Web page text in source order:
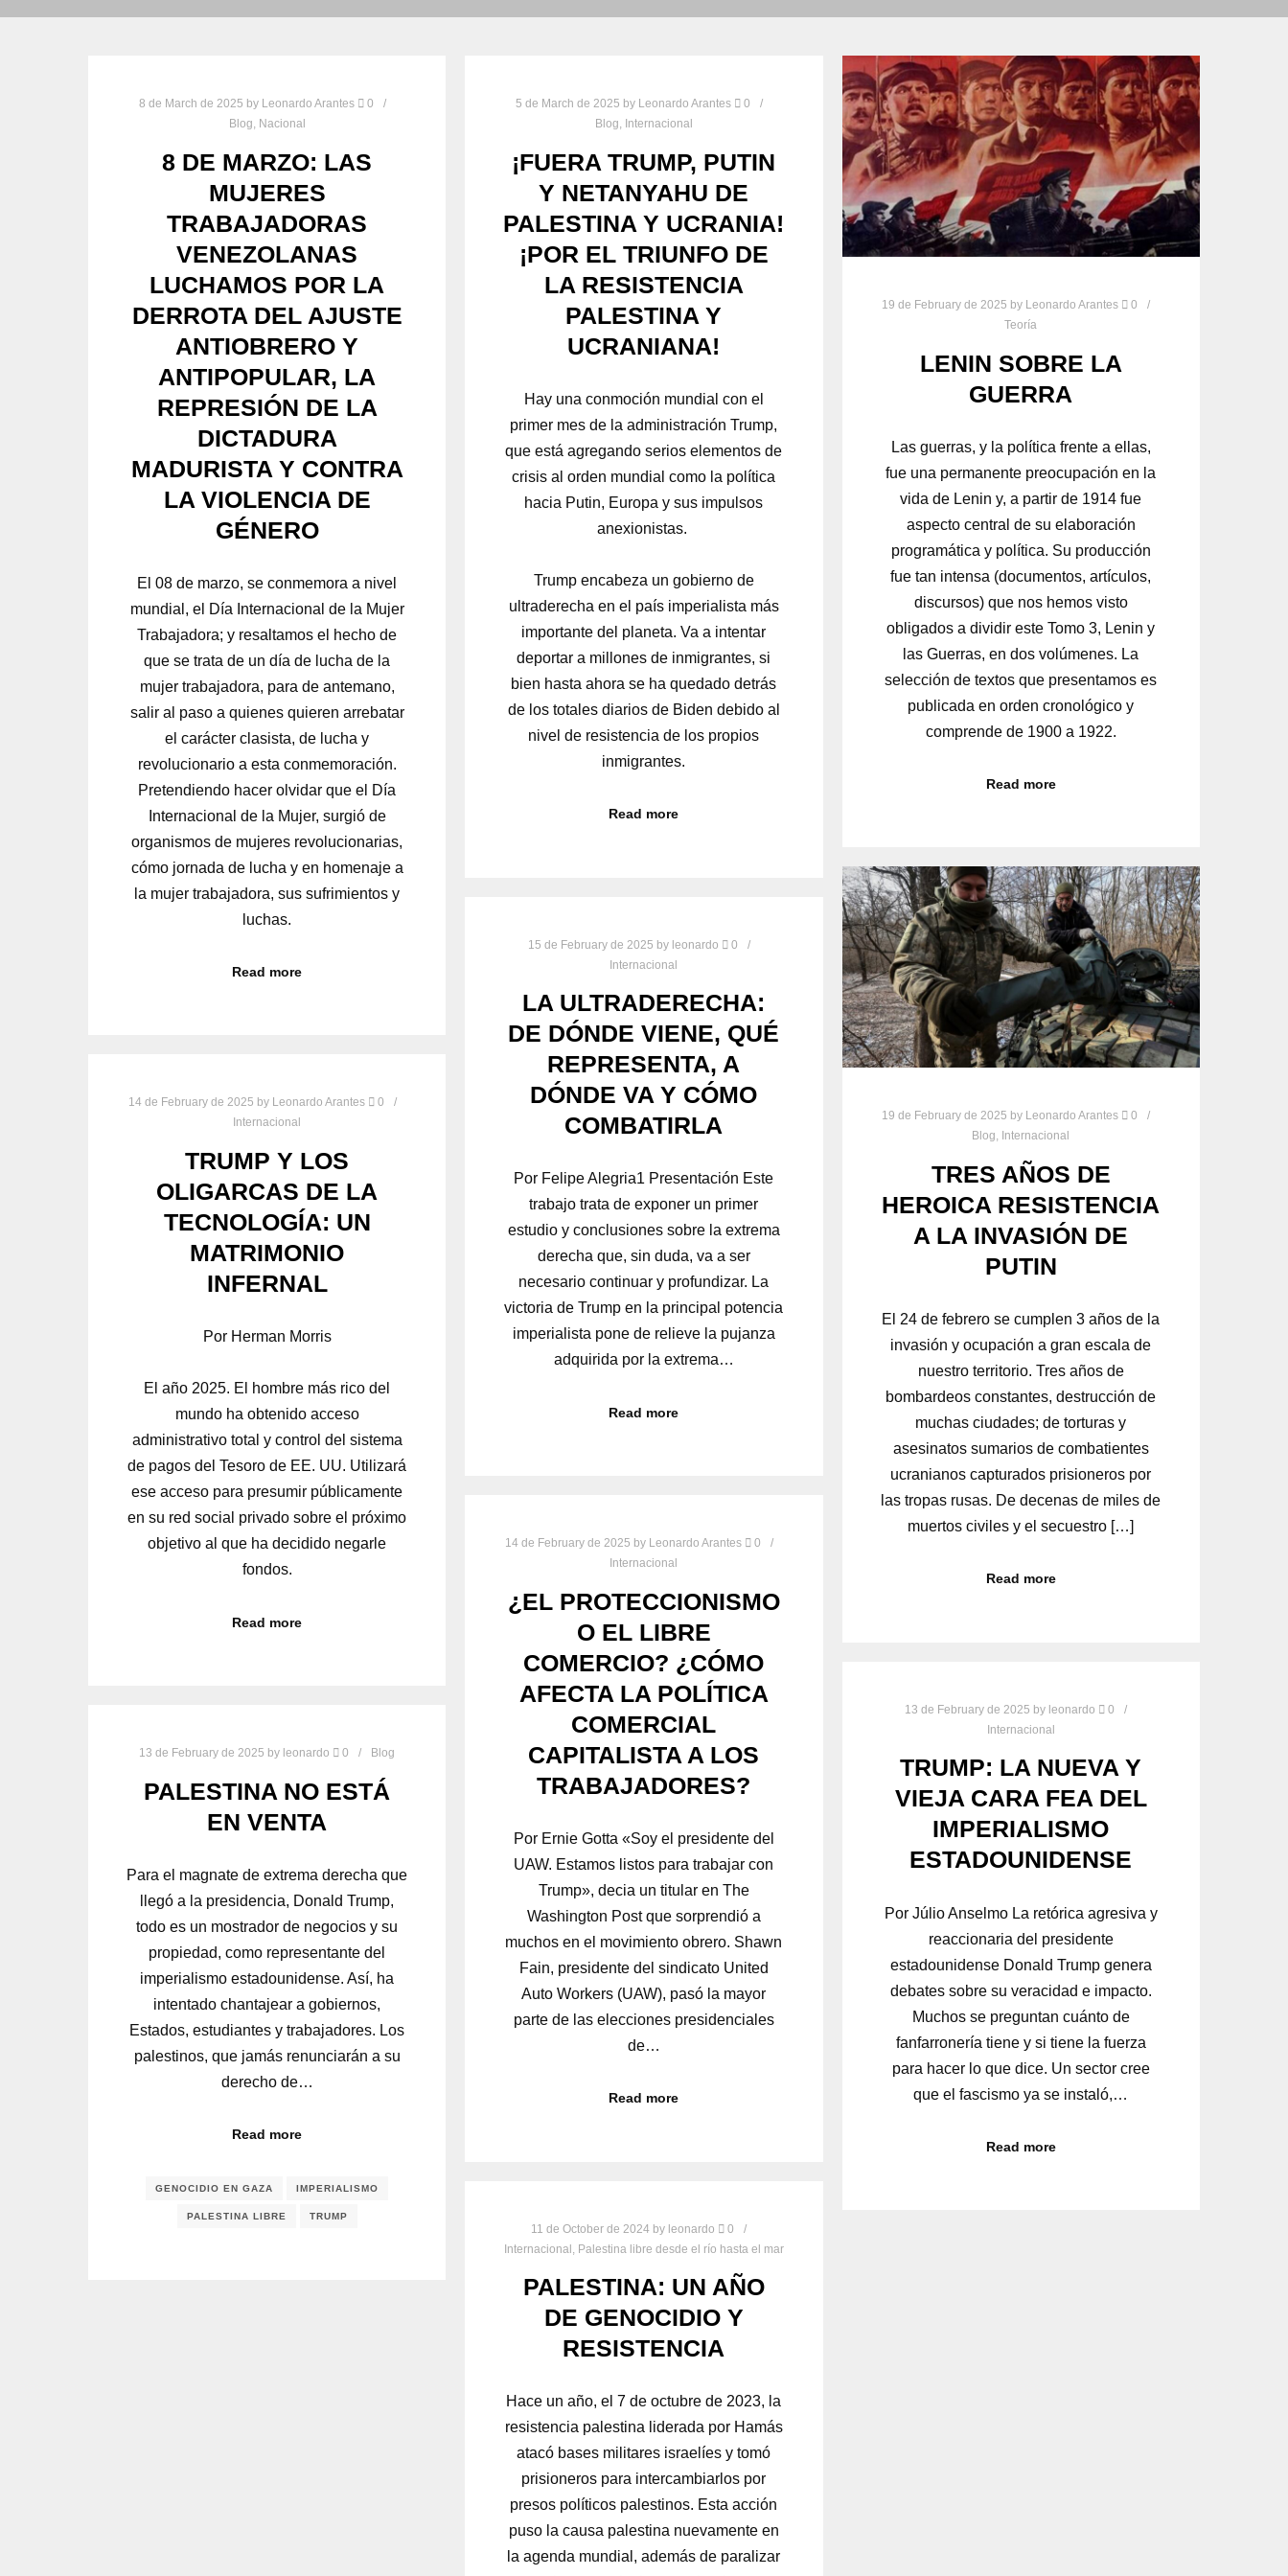
8 de March de 2025 by Leonardo Arantes
0
Blog, Nacional
8 DE MARZO: LAS
MUJERES
TRABAJADORAS
VENEZOLANAS
LUCHAMOS POR LA
DERROTA DEL AJUSTE
ANTIOBRERO Y
ANTIPOPULAR, LA
REPRESIÓN DE LA
DICTADURA
MADURISTA Y CONTRA
LA VIOLENCIA DE
GÉNERO
El 08 de marzo, se conmemora a nivel
mundial, el Día Internacional de la Mujer
Trabajadora; y resaltamos el hecho de
que se trata de un día de lucha de la
mujer trabajadora, para de antemano,
salir al paso a quienes quieren arrebatar
el carácter clasista, de lucha y
revolucionario a esta conmemoración.
Pretendiendo hacer olvidar que el Día
Internacional de la Mujer, surgió de
organismos de mujeres revolucionarias,
cómo jornada de lucha y en homenaje a
la mujer trabajadora, sus sufrimientos y
luchas.
Read more
5 de March de 2025 by Leonardo Arantes
0
Blog, Internacional
¡FUERA TRUMP, PUTIN
Y NETANYAHU DE
PALESTINA Y UCRANIA!
¡POR EL TRIUNFO DE
LA RESISTENCIA
PALESTINA Y
UCRANIANA!
Hay una conmoción mundial con el
primer mes de la administración Trump,
que está agregando serios elementos de
crisis al orden mundial como la política
hacia Putin, Europa y sus impulsos
anexionistas.
Trump encabeza un gobierno de
ultraderecha en el país imperialista más
importante del planeta. Va a intentar
deportar a millones de inmigrantes, si
bien hasta ahora se ha quedado detrás
de los totales diarios de Biden debido al
nivel de resistencia de los propios
inmigrantes.
Read more
19 de February de 2025 by Leonardo Arantes
0
Teoría
LENIN SOBRE LA
GUERRA
Las guerras, y la política frente a ellas,
fue una permanente preocupación en la
vida de Lenin y, a partir de 1914 fue
aspecto central de su elaboración
programática y política. Su producción
fue tan intensa (documentos, artículos,
discursos) que nos hemos visto
obligados a dividir este Tomo 3, Lenin y
las Guerras, en dos volúmenes. La
selección de textos que presentamos es
publicada en orden cronológico y
comprende de 1900 a 1922.
Read more
19 de February de 2025 by Leonardo Arantes
0
Blog, Internacional
TRES AÑOS DE
HEROICA RESISTENCIA
A LA INVASIÓN DE
PUTIN
El 24 de febrero se cumplen 3 años de la
invasión y ocupación a gran escala de
nuestro territorio. Tres años de
bombardeos constantes, destrucción de
muchas ciudades; de torturas y
asesinatos sumarios de combatientes
ucranianos capturados prisioneros por
las tropas rusas. De decenas de miles de
muertos civiles y el secuestro […]
Read more
15 de February de 2025 by leonardo
0
Internacional
LA ULTRADERECHA:
DE DÓNDE VIENE, QUÉ
REPRESENTA, A
DÓNDE VA Y CÓMO
COMBATIRLA
Por Felipe Alegria1 Presentación Este
trabajo trata de exponer un primer
estudio y conclusiones sobre la extrema
derecha que, sin duda, va a ser
necesario continuar y profundizar. La
victoria de Trump en la principal potencia
imperialista pone de relieve la pujanza
adquirida por la extrema…
Read more
14 de February de 2025 by Leonardo Arantes
0
Internacional
TRUMP Y LOS
OLIGARCAS DE LA
TECNOLOGÍA: UN
MATRIMONIO
INFERNAL
Por Herman Morris
El año 2025. El hombre más rico del
mundo ha obtenido acceso
administrativo total y control del sistema
de pagos del Tesoro de EE. UU. Utilizará
ese acceso para presumir públicamente
en su red social privado sobre el próximo
objetivo al que ha decidido negarle
fondos.
Read more
14 de February de 2025 by Leonardo Arantes
0
Internacional
¿EL PROTECCIONISMO
O EL LIBRE
COMERCIO? ¿CÓMO
AFECTA LA POLÍTICA
COMERCIAL
CAPITALISTA A LOS
TRABAJADORES?
Por Ernie Gotta «Soy el presidente del
UAW. Estamos listos para trabajar con
Trump», decia un titular en The
Washington Post que sorprendió a
muchos en el movimiento obrero. Shawn
Fain, presidente del sindicato United
Auto Workers (UAW), pasó la mayor
parte de las elecciones presidenciales
de…
Read more
13 de February de 2025 by leonardo
0
Internacional
TRUMP: LA NUEVA Y
VIEJA CARA FEA DEL
IMPERIALISMO
ESTADOUNIDENSE
Por Júlio Anselmo La retórica agresiva y
reaccionaria del presidente
estadounidense Donald Trump genera
debates sobre su veracidad e impacto.
Muchos se preguntan cuánto de
fanfarronería tiene y si tiene la fuerza
para hacer lo que dice. Un sector cree
que el fascismo ya se instaló,…
Read more
13 de February de 2025 by leonardo 0 Blog
PALESTINA NO ESTÁ
EN VENTA
Para el magnate de extrema derecha que
llegó a la presidencia, Donald Trump,
todo es un mostrador de negocios y su
propiedad, como representante del
imperialismo estadounidense. Así, ha
intentado chantajear a gobiernos,
Estados, estudiantes y trabajadores. Los
palestinos, que jamás renunciarán a su
derecho de…
Read more
GENOCIDIO EN GAZA IMPERIALISMO
PALESTINA LIBRE TRUMP
11 de October de 2024 by leonardo
0
Internacional Palestina libre desde el río hasta el mar
PALESTINA: UN AÑO
DE GENOCIDIO Y
RESISTENCIA
Hace un año, el 7 de octubre de 2023, la
resistencia palestina liderada por Hamás
atacó bases militares israelíes y tomó
prisioneros para intercambiarlos por
presos políticos palestinos. Esta acción
puso la causa palestina nuevamente en
la agenda mundial, además de paralizar